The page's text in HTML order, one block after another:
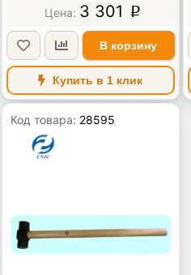
3 301 p
В корзину
Купить в 1 клик
Код товара: 28595